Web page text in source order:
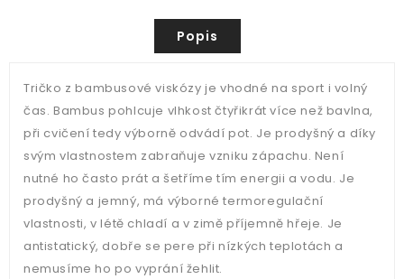
Popis
Tričko z bambusové viskózy je vhodné na sport i volný
čas. Bambus pohlcuje vlhkost čtyřikrát více než bavlna,
při cvičení tedy výborně odvádí pot. Je prodyšný a díky
svým vlastnostem zabraňuje vzniku zápachu. Není
nutné ho často prát a šetříme tím energii a vodu. Je
prodyšný a jemný, má výborné termoregulační
vlastnosti, v létě chladí a v zimě příjemně hřeje. Je
antistatický, dobře se pere při nízkých teplotách a
nemusíme ho po vyprání žehlit.